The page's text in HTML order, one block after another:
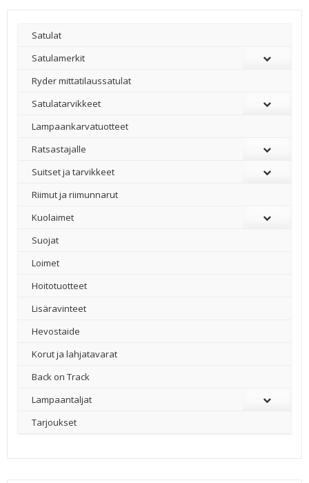
Satulat
Satulamerkit
Ryder mittatilaussatulat
Satulatarvikkeet
–
Lampaankarvatuotteet
Ratsastajalle
Suitset ja tarvikkeet
Riimut ja riimunnarut
Kuolaimet
Suojat
Loimet
Hoitotuotteet
Lisäravinteet
Hevostaide
Korut ja lahjatavarat
Back on Track
Lampaantaljat
Tarjoukset